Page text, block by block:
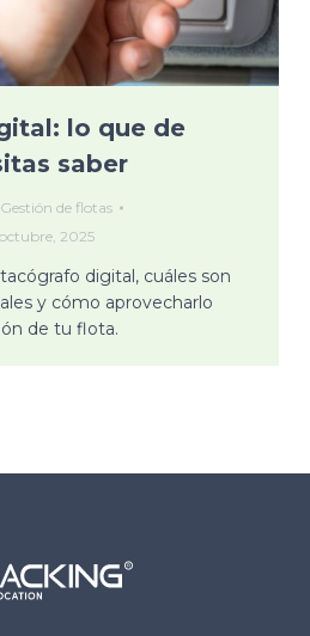
lo que de
saber
Gestión de flotas
2025
digital, cuáles son
y cómo aprovecharlo
de tu flota.